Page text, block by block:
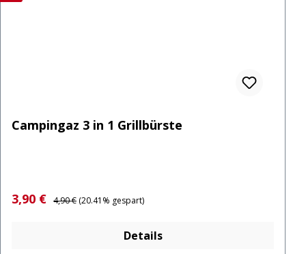
Campingaz 3 in 1 Grillbürste
Verkaufspreis:
3,90 € Regulärer Preis:
4,90 € (20.41% gespart)
Details